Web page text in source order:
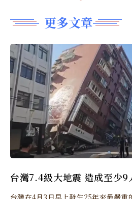
更多文章
台灣7.4級大地震 造成至少9
台灣在4月3日早上發生25年來最嚴重